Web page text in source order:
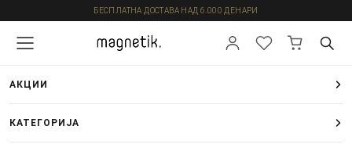
БЕСПЛАТНА ДОСТАВА НАД 6.000 ДЕНАРИ
АКЦИИ
КАТЕГОРИЈА